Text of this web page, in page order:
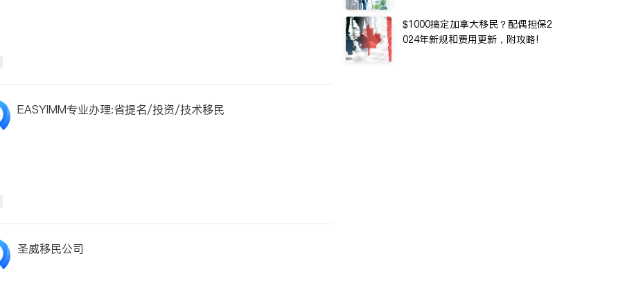
EASYIMM专业办理:省提名/投资/技术移民
圣威移民公司
$1000搞定加拿大移民？配偶担保2
024年新规和费用更新，附攻略!